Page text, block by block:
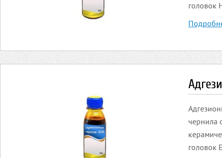
головок
чернила
головок